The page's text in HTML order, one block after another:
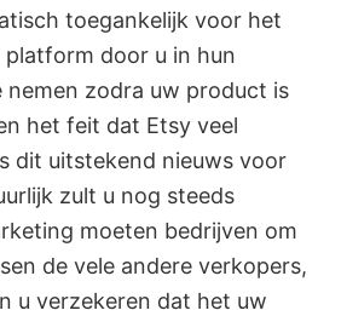
toegankelijk voor het
platform door u in hun
nemen zodra uw product is
het feit dat Etsy veel
dit uitstekend nieuws voor
zult u nog steeds
moeten bedrijven om
de vele andere verkopers,
u verzekeren dat het uw